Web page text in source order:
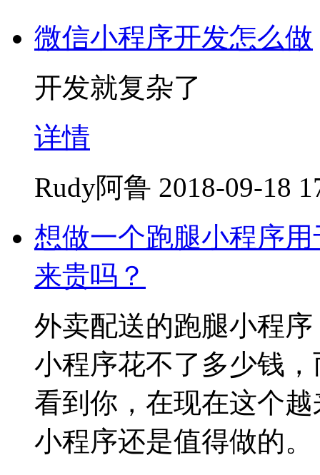
微信小程序开发怎么做
开发就复杂了
详情
Rudy阿鲁 2018-09-18
想做一个跑腿小程序
来贵吗？
外卖配送的跑腿小程
小程序花不了多少钱
看到你，在现在这个
小程序还是值得做的。